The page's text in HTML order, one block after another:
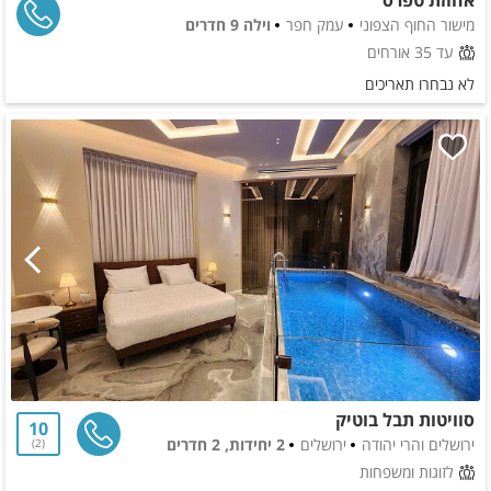
מישור החוף הצפוני עמק חפר
וילה 9 חדרים
עד 35 אורחים
לא נבחרו תאריכים
סוויטות תבל בוטיק
ירושלים והרי יהודה ירושלים
2 יחידות, 2 חדרים
לזוגות ומשפחות
10
2